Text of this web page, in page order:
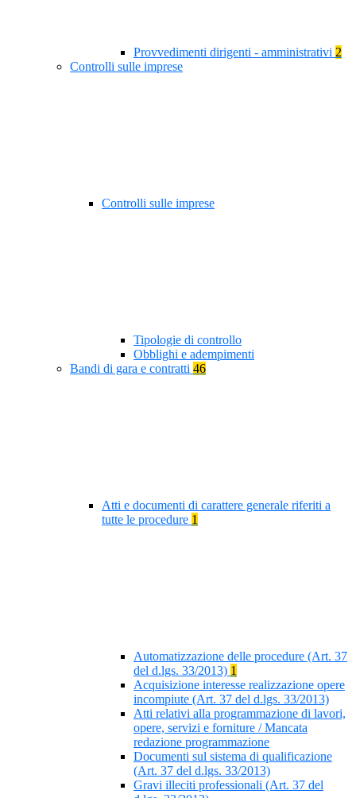
Provvedimenti dirigenti - amministrativi 2
Controlli sulle imprese
Controlli sulle imprese
Tipologie di controllo
Obblighi e adempimenti
Bandi di gara e contratti 46
Atti e documenti di carattere generale riferiti a
tutte le procedure 1
Automatizzazione delle procedure (Art. 37
del d.lgs. 33/2013) 1
Acquisizione interesse realizzazione opere
incompiute (Art. 37 del d.lgs. 33/2013)
Atti relativi alla programmazione di lavori,
opere, servizi e forniture / Mancata
redazione programmazione
Documenti sul sistema di qualificazione
(Art. 37 del d.lgs. 33/2013)
Gravi illeciti professionali (Art. 37 del